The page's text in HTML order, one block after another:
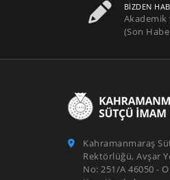
BIZDEN
Akademik
(Son
Kahramanmaraş
Rektörlüğü, Avşar
No: 251/A 46050 -